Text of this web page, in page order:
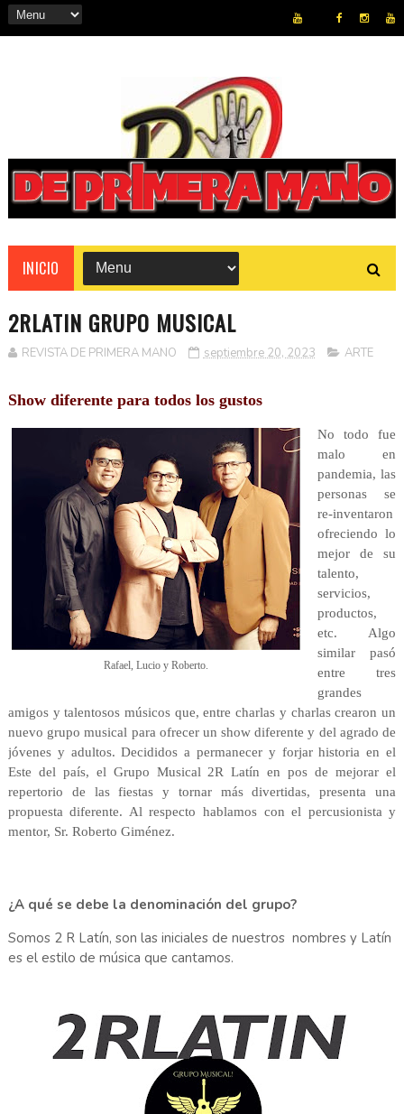
REVISTA
INICIO
2RLATIN GRUPO MUSICAL
REVISTA DE PRIMERA MANO septiembre 20, 2023 ARTE
Show diferente para todos los gustos
Rafael, Lucio y Roberto.
No todo fue
malo en
pandemia, las
personas se
re-inventaron
ofreciendo lo
mejor de su
talento,
servicios,
productos,
etc. Algo
similar pasó
entre tres
grandes
amigos y talentosos músicos que, entre charlas y charlas crearon un
nuevo grupo musical para ofrecer un show diferente y del agrado de
jóvenes y adultos. Decididos a permanecer y forjar historia en el
Este del país, el Grupo Musical 2R Latín en pos de mejorar el
repertorio de las fiestas y tornar más divertidas, presenta una
propuesta diferente. Al respecto hablamos con el percusionista y
mentor, Sr. Roberto Giménez.
¿A qué se debe la denominación del grupo?
Somos 2 R Latín, son las iniciales de nuestros nombres y Latín
es el estilo de música que cantamos.